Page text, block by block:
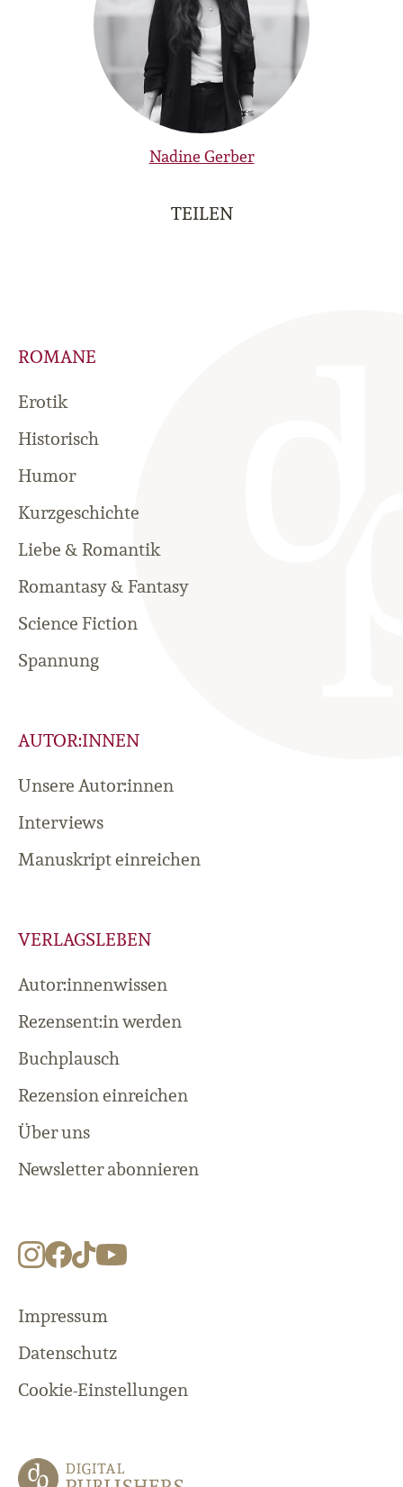
Nadine Gerber
TEILEN
ROMANE
Erotik
Historisch
Humor
Kurzgeschichte
Liebe & Romantik
Romantasy & Fantasy
Science Fiction
Spannung
AUTOR:INNEN
Unsere Autor:innen
Interviews
Manuskript einreichen
VERLAGSLEBEN
Autor:innenwissen
Rezensent:in werden
Buchplausch
Rezension einreichen
Über uns
Newsletter abonnieren
Impressum
Datenschutz
Cookie-Einstellungen